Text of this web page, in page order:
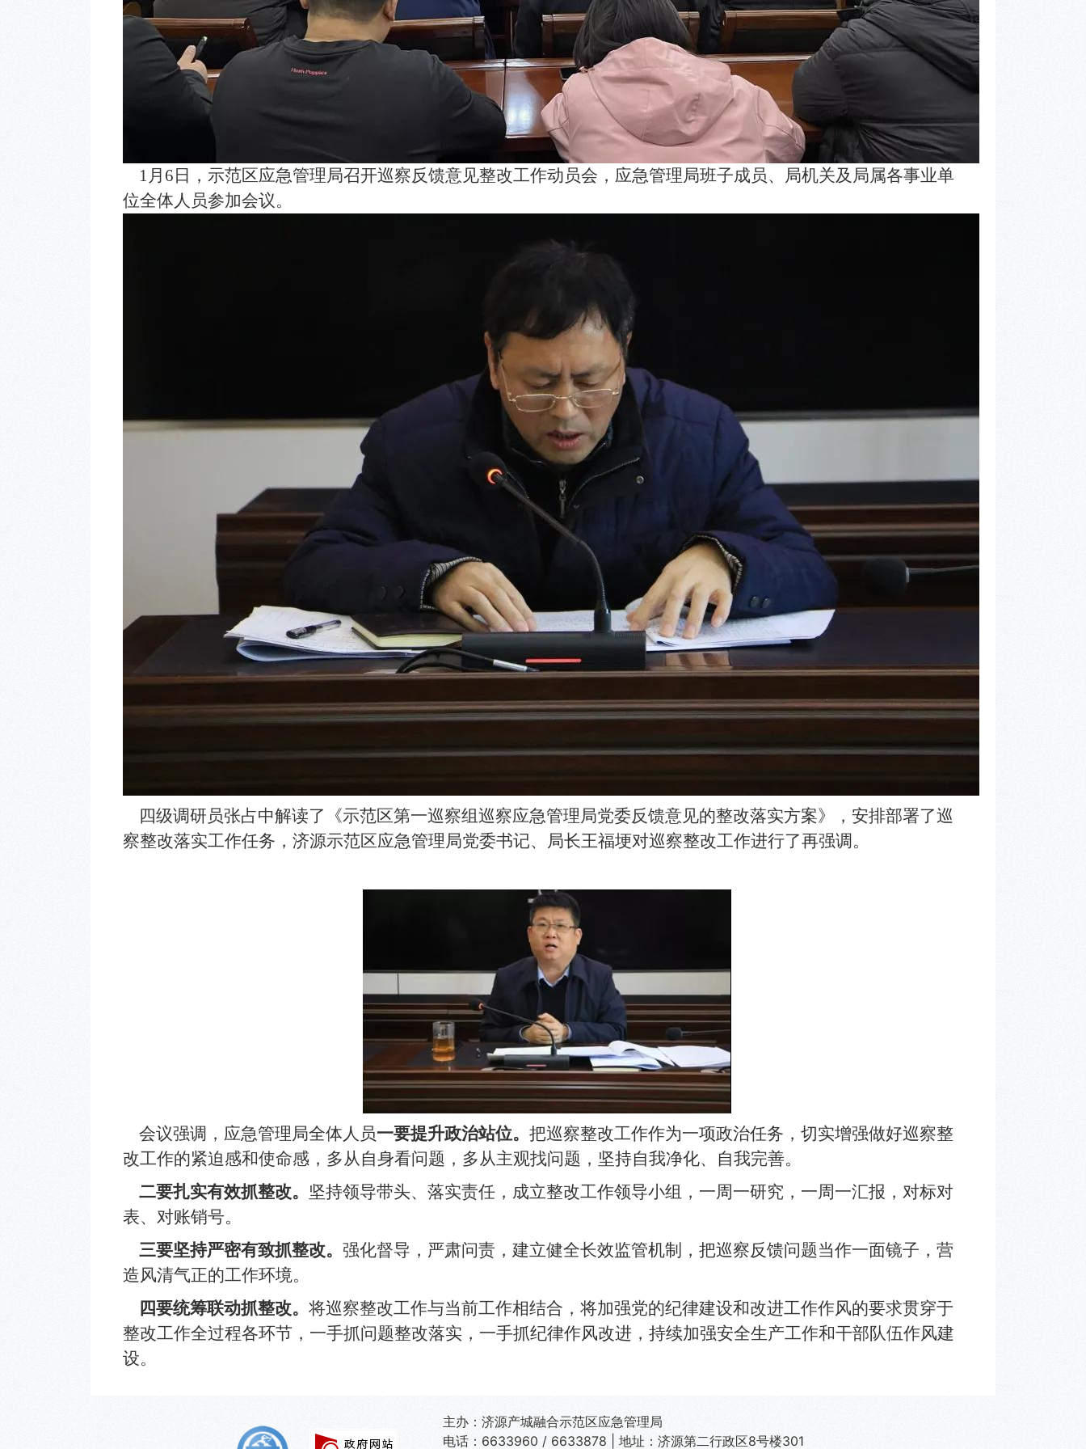
1月6日，示范区应急管理局召开巡察反馈意见整改工作动员会，应急管理局班子成员、局机关及局属各事业单
位全体人员参加会议。
四级调研员张占中解读了《示范区第一巡察组巡察应急管理局党委反馈意见的整改落实方案》，安排部署了巡
察整改落实工作任务，济源示范区应急管理局党委书记、局长王福埂对巡察整改工作进行了再强调。
会议强调，应急管理局全体人员一要提升政治站位。 把巡察整改工作作为一项政治任务，切实增强做好巡察整
改工作的紧迫感和使命感，多从自身看问题，多从主观找问题，坚持自我净化、自我完善。
二要扎实有效抓整改。 坚持领导带头、落实责任，成立整改工作领导小组，一周一研究，一周一汇报，对标对
表、对账销号。
三要坚持严密有致抓整改。 强化督导，严肃问责，建立健全长效监管机制，把巡察反馈问题当作一面镜子，营
造风清气正的工作环境。
四要统筹联动抓整改。 将巡察整改工作与当前工作相结合，将加强党的纪律建设和改进工作作风的要求贯穿于
整改工作全过程各环节，一手抓问题整改落实，一手抓纪律作风改进，持续加强安全生产工作和干部队伍作风建
设。
主办：济源产城融合示范区应急管理局
电话：6633960 / 6633878 | 地址：济源第二行政区8号楼301